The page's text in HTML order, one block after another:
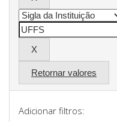
Retornar valores
Adicionar filtros: